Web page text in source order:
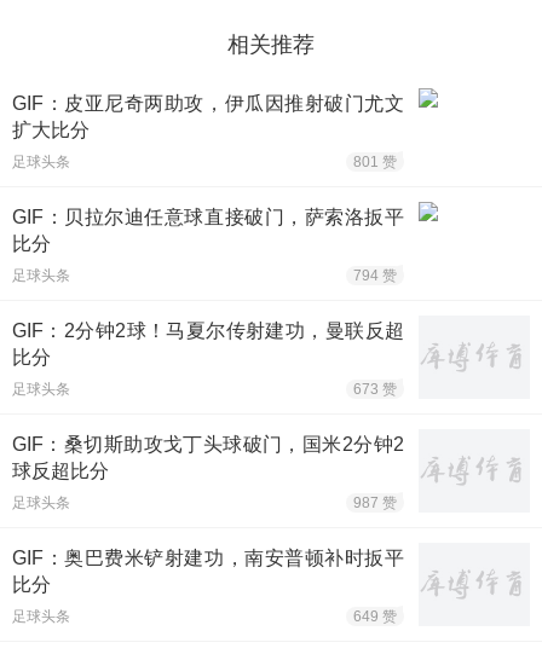
相关推荐
GIF：皮亚尼奇两助攻，伊瓜因推射破门尤文
扩大比分
足球头条 801 赞
GIF：贝拉尔迪任意球直接破门，萨索洛扳平
比分
足球头条 794 赞
GIF：2分钟2球！马夏尔传射建功，曼联反超
比分
足球头条 673 赞
GIF：桑切斯助攻戈丁头球破门，国米2分钟2
球反超比分
足球头条 987 赞
GIF：奥巴费米铲射建功，南安普顿补时扳平
比分
足球头条 649 赞